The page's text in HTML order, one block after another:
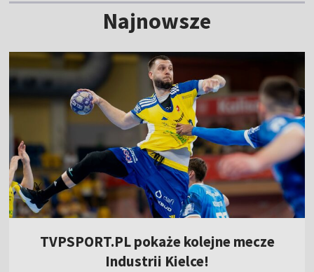
Najnowsze
TVPSPORT.PL pokaże kolejne mecze
Industrii Kielce!